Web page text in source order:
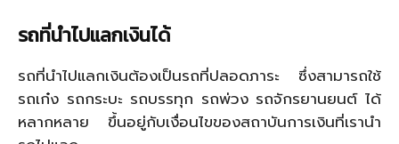
รถที่นำไปแลกเงินได้
รถที่นำไปแลกเงินต้องเป็นรถที่ปลอดภาระ ซึ่งสามารถใช้
รถเก๋ง รถกระบะ รถบรรทุก รถพ่วง รถจักรยานยนต์ ได้
หลากหลาย ขึ้นอยู่กับเงื่อนไขของสถาบันการเงินที่เรานำ